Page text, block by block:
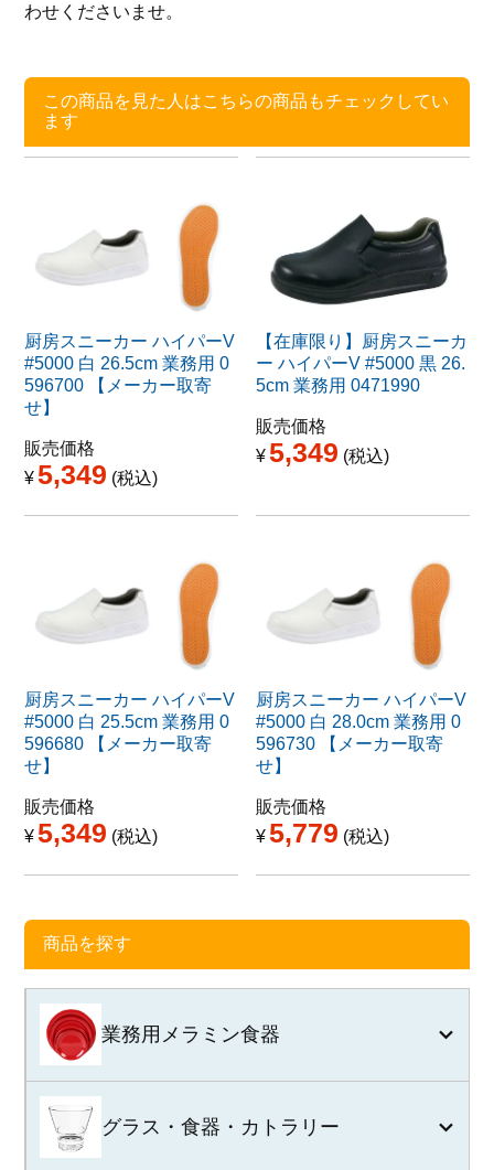
わせくださいませ。
この商品を見た人はこちらの商品もチェックしてい
ます
厨房スニーカー ハイパーV
#5000 白 26.5cm 業務用 0
596700 【メーカー取寄
せ】
販売価格
¥5,349 税込
【在庫限り】厨房スニーカ
ー ハイパーV #5000 黒 26.
5cm 業務用 0471990
販売価格
¥5,349 税込
厨房スニーカー ハイパーV
#5000 白 25.5cm 業務用 0
596680 【メーカー取寄
せ】
販売価格
¥5,349 税込
厨房スニーカー ハイパーV
#5000 白 28.0cm 業務用 0
596730 【メーカー取寄
せ】
販売価格
¥5,779 税込
商品を探す
業務用メラミン食器
グラス・食器・カトラリー